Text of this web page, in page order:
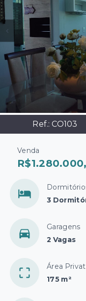
Ref.:CO103
Venda
3
Garagens
2 Vagas
Área
175 m²